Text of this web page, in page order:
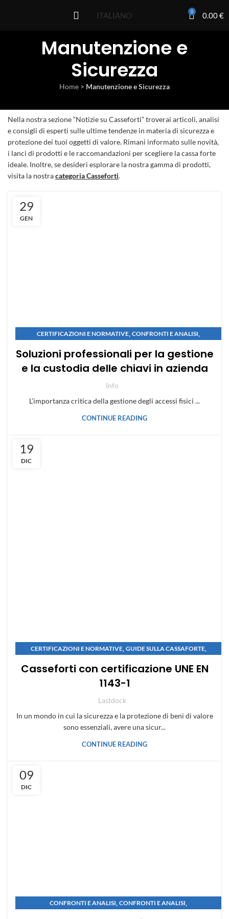
ITALIANO 0 0.00€
Manutenzione e
Sicurezza
Home > Manutenzione e Sicurezza
Nella nostra sezione “Notizie su Casseforti” troverai articoli, analisi
e consigli di esperti sulle ultime tendenze in materia di sicurezza e
protezione dei tuoi oggetti di valore. Rimani informato sulle novità,
i lanci di prodotti e le raccomandazioni per scegliere la cassa forte
ideale. Inoltre, se desideri esplorare la nostra gamma di prodotti,
visita la nostracategoria Casseforti.
29
GEN
CERTIFICAZIONI E NORMATIVE, CONFRONTI E ANALISI,
NOVITÀ E TENDENZE
Soluzioni professionali per la gestione
e la custodia delle chiavi in azienda
Info
L’importanza critica della gestione degli accessi fisici ...
CONTINUE READING
19
DIC
CERTIFICAZIONI E NORMATIVE, GUIDE SULLA CASSAFORTE,
Casseforti con certificazione UNE EN
1143-1
Lastdock
In un mondo in cui la sicurezza e la protezione di beni di valore
sono essenziali, avere una sicur...
CONTINUE READING
09
DIC
CONFRONTI E ANALISI, CONFRONTI E ANALISI,